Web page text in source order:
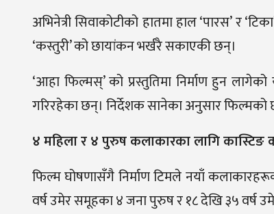
अभिनेत्री सिवाकोटीको हातमा हाल ‘पारस’ र
‘कस्तुरी’ को छायांकन भर्खरै सकाएकी छन्।
‘आहा फिल्मस्’ को प्रस्तुतिमा निर्माण हुन
गरिरहेका छन्। निर्देशक सानेका अनुसार फिल्मको
४ महिला र ४ पुरुष कलाकारका लागि
फिल्म घोषणासँगै निर्माण टिमले नयाँ
वर्ष उमेर समूहका ४ जना पुरुष र १८ देखि ३५ वर्ष